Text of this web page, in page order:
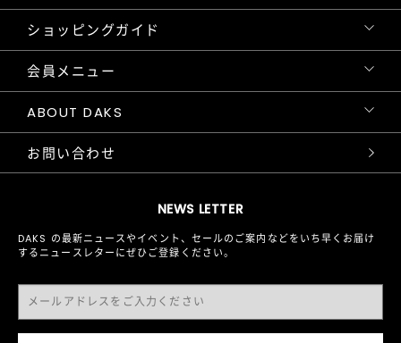
NEWS LETTER
DAKS の最新ニュースやイベント、セールのご案内などをいち早くお届け
するニュースレターにぜひご登録ください。
ショッピングガイド
会員メニュー
ABOUT DAKS
お問い合わせ